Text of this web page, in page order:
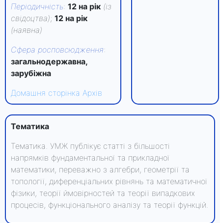
Періодичність: 12 на рік (із
свідоцтва); 12 на рік
(наявна)
Сфера росповсюдження:
загальнодержавна,
зарубіжна
Домашня сторінка Архів
Тематика
Тематика. УМЖ публікує статті з більшості
напрямків фундаментальної та прикладної
математики, переважно з алгебри, геометрії та
топології, диференціальних рівнянь та математичної
фізики, теорії ймовірностей та теорії випадкових
процесів, функціонального аналізу та теорії функцій.